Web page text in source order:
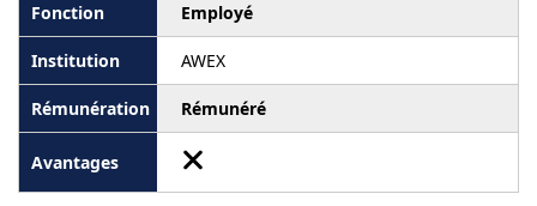
Employé
AWEX
Rémunéré